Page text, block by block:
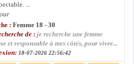
...
: Femme 18 - 30
de : je recherche une femme
et responsable à mes côtés, pour vivre...
18-07-2026 22:56:42